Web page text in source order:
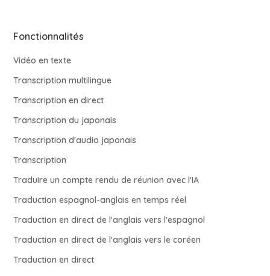
Fonctionnalités
Vidéo en texte
Transcription multilingue
Transcription en direct
Transcription du japonais
Transcription d'audio japonais
Transcription
Traduire un compte rendu de réunion avec l'IA
Traduction espagnol-anglais en temps réel
Traduction en direct de l'anglais vers l'espagnol
Traduction en direct de l'anglais vers le coréen
Traduction en direct